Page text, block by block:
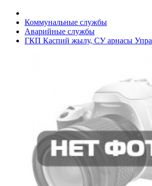
Коммунальные службы
Аварийные службы
ГКП Каспий жылу, СУ арнасы